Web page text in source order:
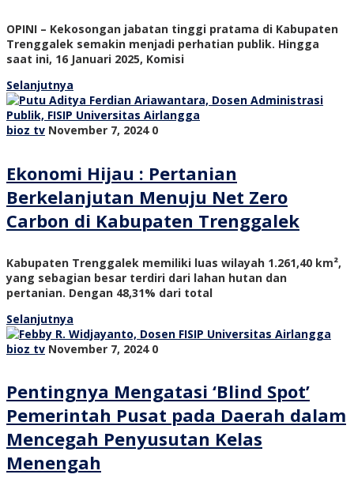
OPINI – Kekosongan jabatan tinggi pratama di Kabupaten
Trenggalek semakin menjadi perhatian publik. Hingga
saat ini, 16 Januari 2025, Komisi
Selanjutnya
bioz tv November 7, 2024 0
Ekonomi Hijau : Pertanian
Berkelanjutan Menuju Net Zero
Carbon di Kabupaten Trenggalek
Kabupaten Trenggalek memiliki luas wilayah 1.261,40 km²,
yang sebagian besar terdiri dari lahan hutan dan
pertanian. Dengan 48,31% dari total
Selanjutnya
bioz tv November 7, 2024 0
Pentingnya Mengatasi ‘Blind Spot’
Pemerintah Pusat pada Daerah dalam
Mencegah Penyusutan Kelas
Menengah